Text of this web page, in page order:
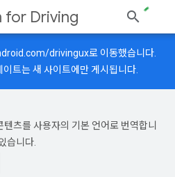
for Driving
drivingux로 이동했습니다.
트는 새 사이트에만 게시됩니다.
츠를 사용자의 기본 언어로 번역합니
습니다.